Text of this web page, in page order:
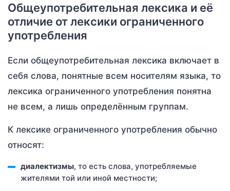
Общеупотребительная лексика и её
отличие от лексики ограниченного
употребления
Если общеупотребительная лексика включает в
себя слова, понятные всем носителям языка, то
лексика ограниченного употребления понятна
не всем, а лишь определённым группам.
К лексике ограниченного употребления обычно
относят:
диалектизмы, то есть слова, употребляемые
жителями той или иной местности;